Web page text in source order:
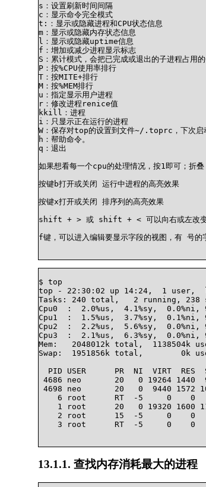
s：设置刷新时间间隔
c：显示命令完全模式
t:：显示或隐藏进程和CPU状态信息
m：显示或隐藏内存状态信息
l：显示或隐藏uptime信息
f：增加或减少进程显示标志
S：累计模式，会把已完成或退出的子进程占用
P：按%CPU使用率排行
T：按MITE+排行
M：按%MEM排行
u：指定显示用户进程
r：修改进程renice值
kkill：进程
i：只显示正在运行的进程
W：保存对top的设置到文件~/.toprc，下次启
h：帮助命令。
q：退出
如果想看每一个cpu的处理情况，按1即可；折叠
按键b打开或关闭 运行中进程的高亮效果
按键x打开或关闭 排序列的高亮效果
shift + > 或 shift + < 可以向右或左改变
f键，可以进入编辑要显示字段的视图，有 号的
$ top
top - 22:30:02 up 14:24,  1 user,
Tasks: 240 total,   2 running, 238
Cpu0  :  2.0%us,  4.1%sy,  0.0%ni,
Cpu1  :  1.5%us,  3.7%sy,  0.1%ni,
Cpu2  :  2.2%us,  5.6%sy,  0.0%ni,
Cpu3  :  2.1%us,  6.3%sy,  0.0%ni,
Mem:   2048012k total,  1138504k
Swap:  1951856k total,        0k
PID USER      PR  NI  VIRT  RES
4686 neo       20   0 19264 1440
4698 neo       20   0  9440 1572
6 root      RT  -5     0    0
1 root      20   0 19320 1600
2 root      15  -5     0    0
3 root      RT  -5     0    0
13.1.1. 查找内存消耗最大的进程